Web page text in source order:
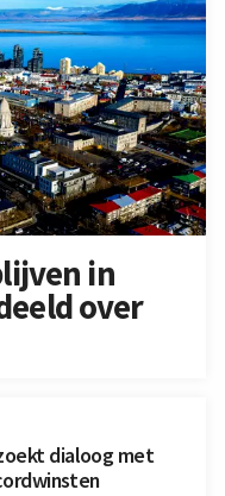
in
over
dialoog met